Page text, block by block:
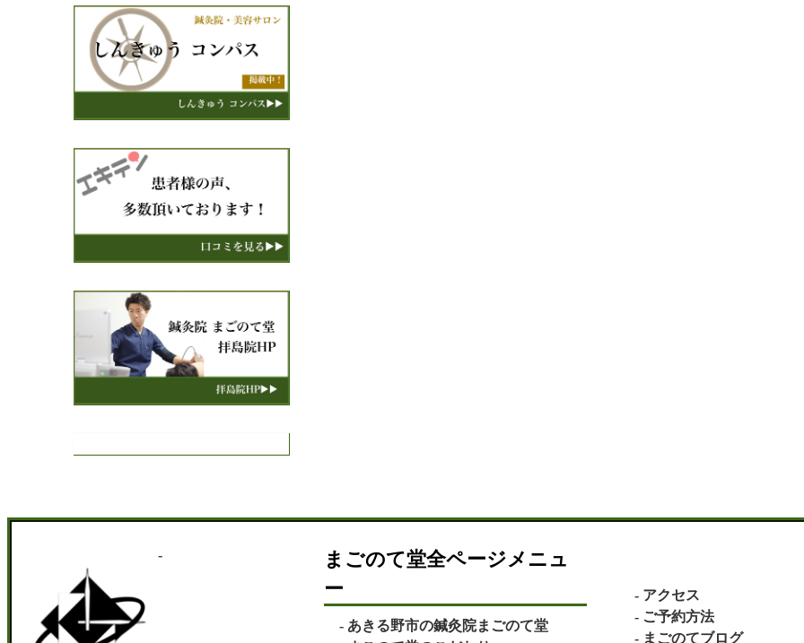
まごのて堂全ページメニュ
ー
あきる野市の鍼灸院まごのて堂
アクセス
ご予約方法
まごのてブログ